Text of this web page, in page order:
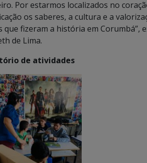
Por estarmos localizados no
os saberes, a cultura e a
que fizeram a história em Corumbá”,
de Lima.
de atividades